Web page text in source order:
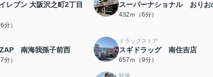
レブン 大阪沢之町2丁目
分）
スーパーナショナル おりお
432ｍ（6分）
南海我孫子前西
分）
ドラッグストア
スギドラッグ 南住吉店
657ｍ（9分）
銭湯